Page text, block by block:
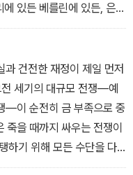
있든 베를린에 있든, 은행
열정과 함께 신의 선물로,
건전한 재정이 제일 먼저
세기의 대규모 전쟁―예
―이 순전히 금 부족으로 중
죽을 때까지 싸우는 전쟁이
하기 위해 모든 수단을 다
더 많은 양의 돈을 찍어냈